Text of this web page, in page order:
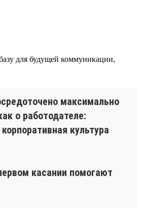
для будущей коммуникации,
максимально
о работодателе:
культура
касании помогают